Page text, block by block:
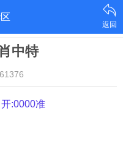
返回
中特
开:0000准